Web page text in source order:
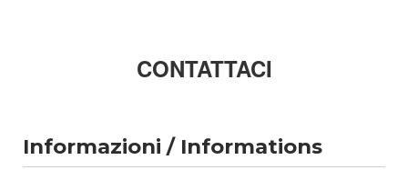
CONTATTACI
Informazioni / Informations